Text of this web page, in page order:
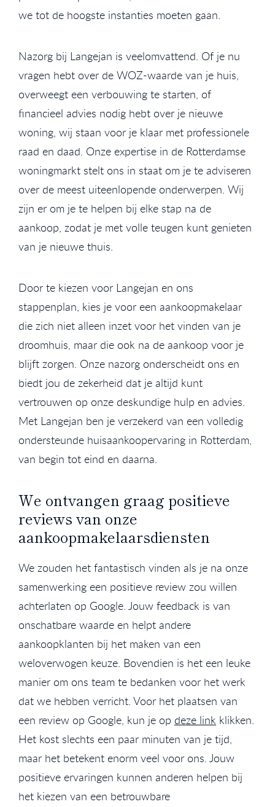
we tot de hoogste instanties moeten gaan.
Nazorg bij Langejan is veelomvattend. Of je nu
vragen hebt over de WOZ-waarde van je huis,
overweegt een verbouwing te starten, of
financieel advies nodig hebt over je nieuwe
woning, wij staan voor je klaar met professionele
raad en daad. Onze expertise in de Rotterdamse
woningmarkt stelt ons in staat om je te adviseren
over de meest uiteenlopende onderwerpen. Wij
zijn er om je te helpen bij elke stap na de
aankoop, zodat je met volle teugen kunt genieten
van je nieuwe thuis.
Door te kiezen voor Langejan en ons
stappenplan, kies je voor een aankoopmakelaar
die zich niet alleen inzet voor het vinden van je
droomhuis, maar die ook na de aankoop voor je
blijft zorgen. Onze nazorg onderscheidt ons en
biedt jou de zekerheid dat je altijd kunt
vertrouwen op onze deskundige hulp en advies.
Met Langejan ben je verzekerd van een volledig
ondersteunde huisaankoopervaring in Rotterdam,
van begin tot eind en daarna.
We ontvangen graag positieve
reviews van onze
aankoopmakelaarsdiensten
We zouden het fantastisch vinden als je na onze
samenwerking een positieve review zou willen
achterlaten op Google. Jouw feedback is van
onschatbare waarde en helpt andere
aankoopklanten bij het maken van een
weloverwogen keuze. Bovendien is het een leuke
manier om ons team te bedanken voor het werk
dat we hebben verricht. Voor het plaatsen van
een review op Google, kun je op deze link klikken.
Het kost slechts een paar minuten van je tijd,
maar het betekent enorm veel voor ons. Jouw
positieve ervaringen kunnen anderen helpen bij
het kiezen van een betrouwbare